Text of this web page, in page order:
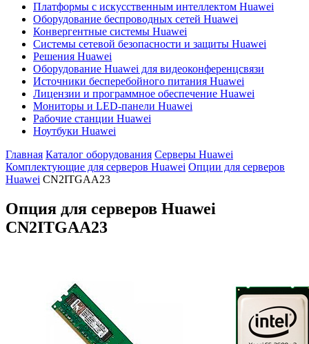
Платформы с искусственным интеллектом Huawei
Оборудование беспроводных сетей Huawei
Конвергентные системы Huawei
Системы сетевой безопасности и защиты Huawei
Решения Huawei
Оборудование Huawei для видеоконференцсвязи
Источники бесперебойного питания Huawei
Лицензии и программное обеспечение Huawei
Мониторы и LED-панели Huawei
Рабочие станции Huawei
Ноутбуки Huawei
Главная Каталог оборудования Серверы Huawei
Комплектующие для серверов Huawei Опции для серверов
Huawei CN2ITGAA23
Опция для серверов Huawei
CN2ITGAA23